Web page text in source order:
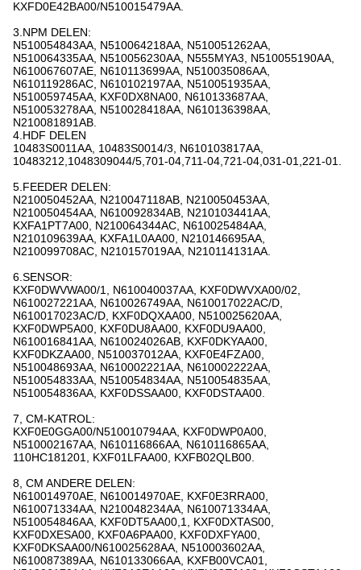
KXFD0E42BA00/N510015479AA.
3.NPM DELEN:
N510054843AA, N510064218AA, N510051262AA,
N510064335AA, N510056230AA, N555MYA3, N510055190AA,
N610067607AE, N610113699AA, N510035086AA,
N610119286AC, N610102197AA, N510051935AA,
N510059745AA, KXF0DX8NA00, N610133687AA,
N510053278AA, N510028418AA, N610136398AA,
N210081891AB.
4.HDF DELEN
10483S0011AA, 10483S0014/3, N610103817AA,
10483212,1048309044/5,701-04,711-04,721-04,031-01,221-01.
5.FEEDER DELEN:
N210050452AA, N210047118AB, N210050453AA,
N210050454AA, N610092834AB, N210103441AA,
KXFA1PT7A00, N210064344AC, N610025484AA,
N210109639AA, KXFA1L0AA00, N210146695AA,
N210099708AC, N210157019AA, N210114131AA.
6.SENSOR:
KXF0DWVWA00/1, N610040037AA, KXF0DWVXA00/02,
N610027221AA, N610026749AA, N610017022AC/D,
N610017023AC/D, KXF0DQXAA00, N510025620AA,
KXF0DWP5A00, KXF0DU8AA00, KXF0DU9AA00,
N610016841AA, N610024026AB, KXF0DKYAA00,
KXF0DKZAA00, N510037012AA, KXF0E4FZA00,
N510048693AA, N610002221AA, N610002222AA,
N510054833AA, N510054834AA, N510054835AA,
N510054836AA, KXF0DSSAA00, KXF0DSTAA00.
7, CM-KATROL:
KXF0E0GGA00/N510010794AA, KXF0DWP0A00,
N510002167AA, N610116866AA, N610116865AA,
110HC181201, KXF01LFAA00, KXFB02QLB00.
8, CM ANDERE DELEN:
N610014970AE, N610014970AE, KXF0E3RRA00,
N610071334AA, N210048234AA, N610071334AA,
N510054846AA, KXF0DT5AA00,1, KXF0DXTAS00,
KXF0DXESA00, KXF0A6PAA00, KXF0DXFYA00,
KXF0DKSAA00/N610025628AA, N510003602AA,
N610087389AA, N610133066AA, KXFB00VCA01,